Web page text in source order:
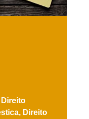
Direito
Direito